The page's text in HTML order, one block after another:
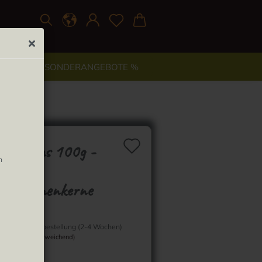
% SONDERANGEBOTE %
peladas 100g -
Sammelbestellung (2-4 Wochen)
(Ausland abweichend)